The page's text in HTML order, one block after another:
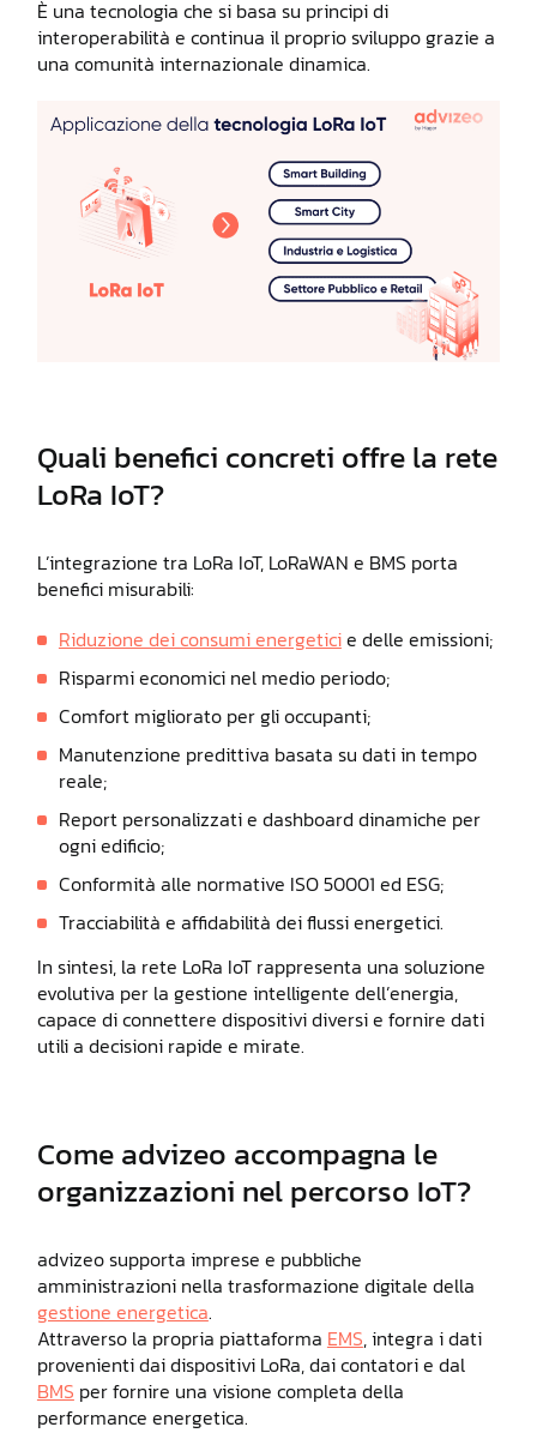
È una tecnologia che si basa su principi di
interoperabilità e continua il proprio sviluppo grazie a
una comunità internazionale dinamica.
Quali benefici concreti offre la rete
LoRa IoT?
L’integrazione tra LoRa IoT, LoRaWAN e BMS porta
benefici misurabili:
Riduzione dei consumi energeticie delle emissioni;
Risparmi economici nel medio periodo;
Comfort migliorato per gli occupanti;
Manutenzione predittiva basata su dati in tempo
reale;
Report personalizzati e dashboard dinamiche per
ogni edificio;
Conformità alle normative ISO 50001 ed ESG;
Tracciabilità e affidabilità dei flussi energetici.
In sintesi, la rete LoRa IoT rappresenta una soluzione
evolutiva per la gestione intelligente dell’energia,
capace di connettere dispositivi diversi e fornire dati
utili a decisioni rapide e mirate.
Come advizeo accompagna le
organizzazioni nel percorso IoT?
advizeo supporta imprese e pubbliche
amministrazioni nella trasformazione digitale della
gestione energetica.
Attraverso la propria piattaforma EMS, integra i dati
provenienti dai dispositivi LoRa, dai contatori e dal
BMS per fornire una visione completa della
performance energetica.